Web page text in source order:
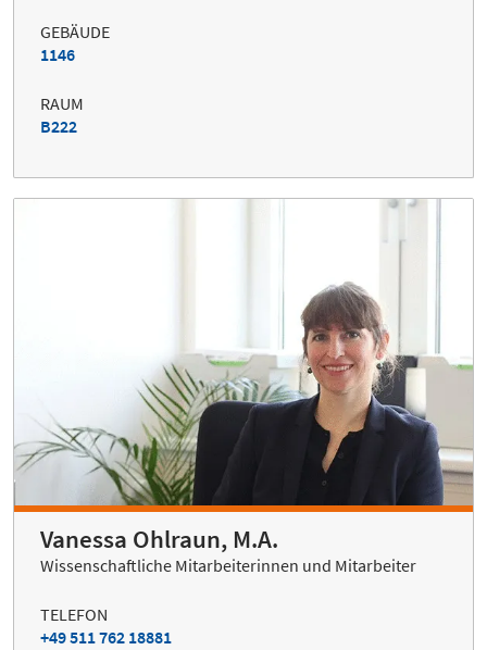
GEBÄUDE
1146
RAUM
B222
Vanessa Ohlraun, M.A.
Wissenschaftliche Mitarbeiterinnen und Mitarbeiter
TELEFON
+49 511 762 18881